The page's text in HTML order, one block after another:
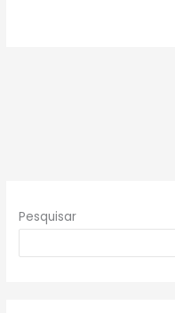
Pesquisar